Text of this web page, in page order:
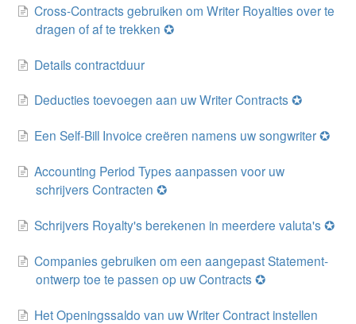
Cross-Contracts gebruiken om Writer Royalties over te
dragen of af te trekken ✪
Details contractduur
Deducties toevoegen aan uw Writer Contracts ✪
Een Self-Bill Invoice creëren namens uw songwriter ✪
Accounting Period Types aanpassen voor uw
schrijvers Contracten ✪
Schrijvers Royalty's berekenen in meerdere valuta's ✪
Companies gebruiken om een aangepast Statement-
ontwerp toe te passen op uw Contracts ✪
Het Openingssaldo van uw Writer Contract instellen